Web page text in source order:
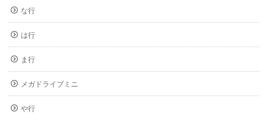
な行
は行
ま行
メガドライブミニ
や行